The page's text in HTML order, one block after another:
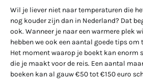
Wil je liever niet naar temperaturen die
nog kouder zijn dan in Nederland? Dat
ook. Wanneer je naar een warmere plek
hebben we ook een aantal goede tips om
Het moment waarop je boekt kan enorm
die je maakt voor de reis. Een aantal
boeken kan al gauw €50 tot €150 euro